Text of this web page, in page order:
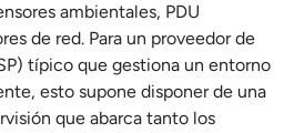
ambientales, PDU
de red. Para un proveedor de
típico que gestiona un entorno
esto supone disponer de una
que abarca tanto los